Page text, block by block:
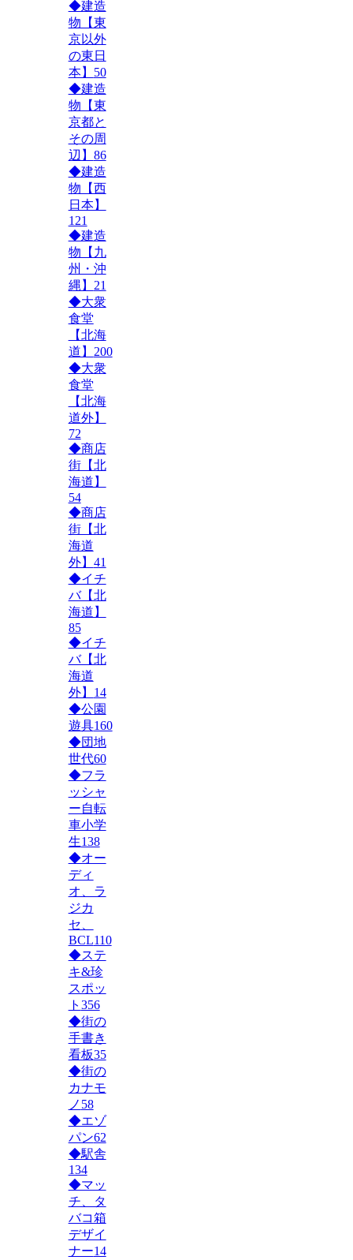
◆建造
物【東
京以外
の東日
本】 50
◆建造
物【東
京都と
その周
辺】 86
◆建造
物【西
日本】
121
◆建造
物【九
州・沖
縄】 21
◆大衆
食堂
【北海
道】 200
◆大衆
食堂
【北海
道外】
72
◆商店
街【北
海道】
54
◆商店
街【北
海道
外】 41
◆イチ
バ【北
海道】
85
◆イチ
バ【北
海道
外】 14
◆公園
遊具160
◆団地
世代60
◆フラ
ッシャ
ー自転
車小学
生138
◆オー
ディ
オ、ラ
ジカ
セ、
BCL110
◆ステ
キ&珍
スポッ
ト 356
◆街の
手書き
看板35
◆街の
カナモ
ノ 58
◆エゾ
パン62
◆駅舎
134
◆マッ
チ、タ
バコ箱
デザイ
ナー14